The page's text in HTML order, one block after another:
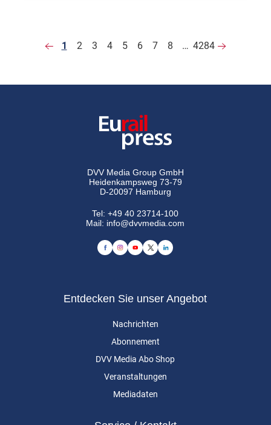
1 2 3 4 5 6 7 8 … 4284
DVV Media Group GmbH
Heidenkampsweg 73-79
D-20097 Hamburg
Tel:+49 40 23714-100
Mail: info@dvvmedia.com
Entdecken Sie unser Angebot
Nachrichten
Abonnement
DVV Media Abo Shop
Veranstaltungen
Mediadaten